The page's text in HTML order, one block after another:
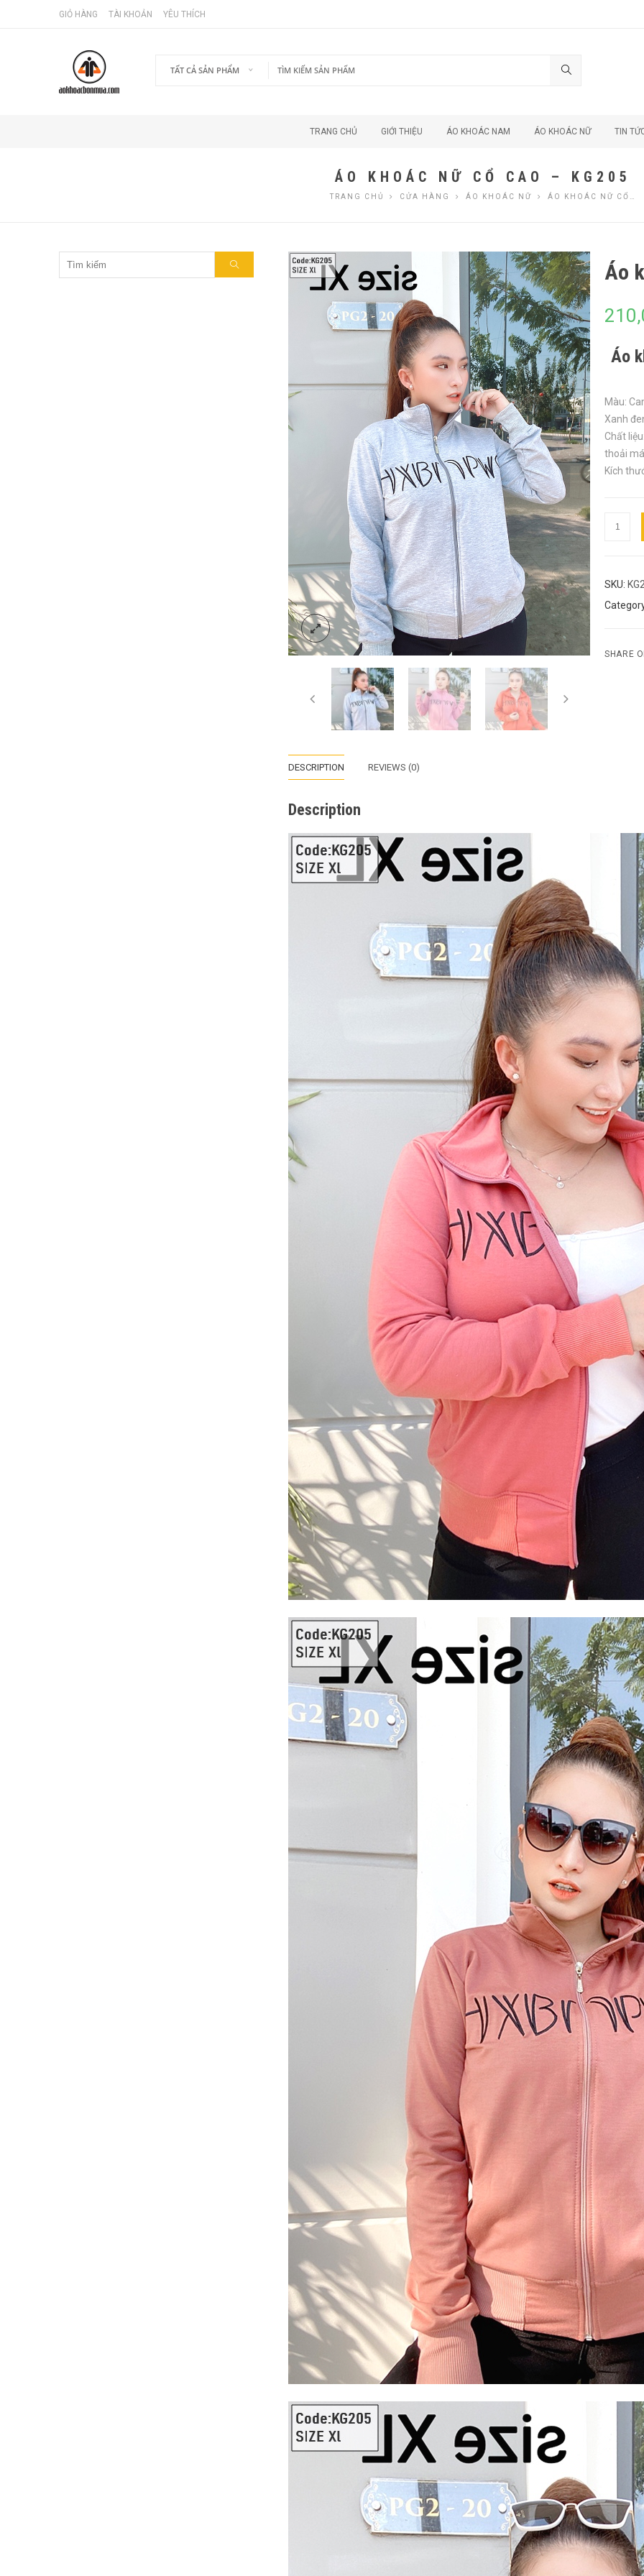
GIỎ HÀNG TÀI KHOẢN YÊU THÍCH
TẤT CẢ SẢN PHẨM
TRANG CHỦ GIỚI THIỆU ÁO KHOÁC NAM ÁO KHOÁC NỮ TIN
ÁO KHOÁC NỮ CỔ CAO – KG205
TRANG CHỦ CỬA HÀNG ÁO KHOÁC NỮ ÁO KHOÁC NỮ CỔ…
Áo
Áo
Màu:
Xanh
Chất
thoải
Kích
cao
-
SKU:
SHARE
DESCRIPTION REVIEWS (0)
Description